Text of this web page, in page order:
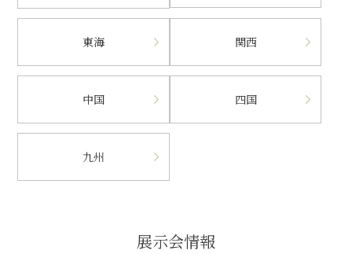
東海 関西
中国 四国
九州
展示会情報